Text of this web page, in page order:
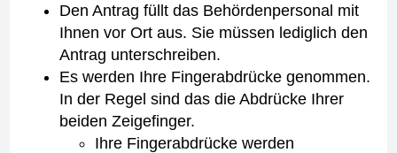
Den Antrag füllt das Behördenpersonal mit
Ihnen vor Ort aus. Sie müssen lediglich den
Antrag unterschreiben.
Es werden Ihre Fingerabdrücke genommen.
In der Regel sind das die Abdrücke Ihrer
beiden Zeigefinger.
Ihre Fingerabdrücke werden